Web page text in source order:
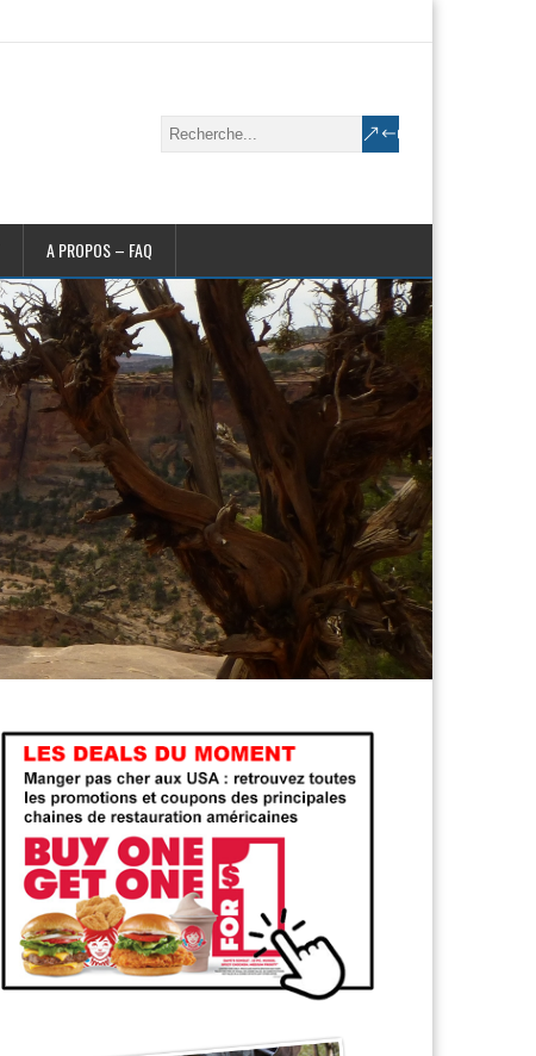
A PROPOS – FAQ